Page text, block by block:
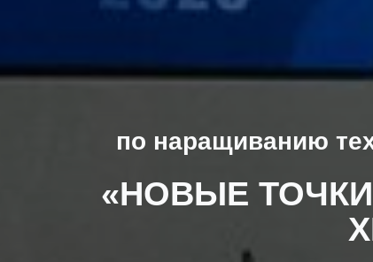
по наращиванию
«НОВЫЕ